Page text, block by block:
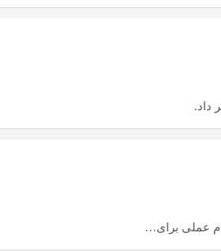
‌داد.
عملی برای…